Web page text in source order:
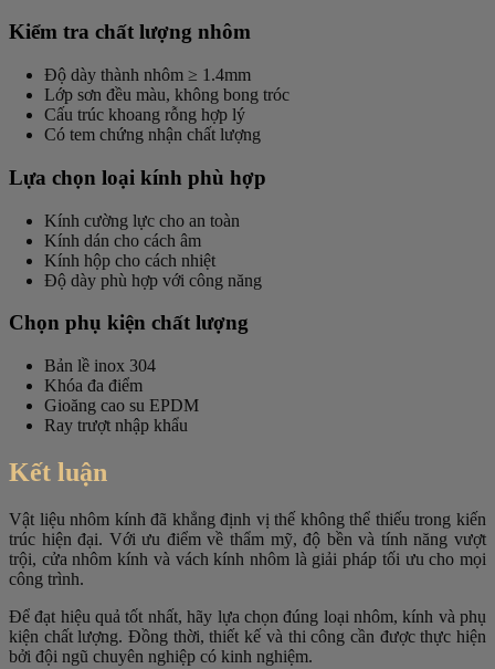
Kiểm tra chất lượng nhôm
Độ dày thành nhôm ≥ 1.4mm
Lớp sơn đều màu, không bong tróc
Cấu trúc khoang rỗng hợp lý
Có tem chứng nhận chất lượng
Lựa chọn loại kính phù hợp
Kính cường lực cho an toàn
Kính dán cho cách âm
Kính hộp cho cách nhiệt
Độ dày phù hợp với công năng
Chọn phụ kiện chất lượng
Bản lề inox 304
Khóa đa điểm
Gioăng cao su EPDM
Ray trượt nhập khẩu
Kết luận
Vật liệu nhôm kính đã khẳng định vị thế không thể thiếu trong kiến
trúc hiện đại. Với ưu điểm về thẩm mỹ, độ bền và tính năng vượt
trội, cửa nhôm kính và vách kính nhôm là giải pháp tối ưu cho mọi
công trình.
Để đạt hiệu quả tốt nhất, hãy lựa chọn đúng loại nhôm, kính và phụ
kiện chất lượng. Đồng thời, thiết kế và thi công cần được thực hiện
bởi đội ngũ chuyên nghiệp có kinh nghiệm.